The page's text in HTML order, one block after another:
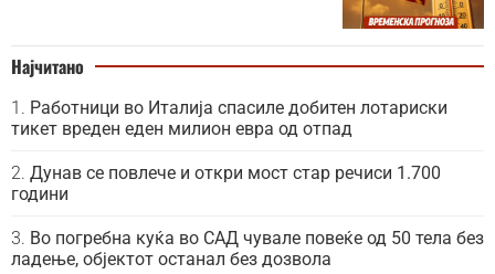
Најчитано
Работници во Италија спасиле добитен лотариски
тикет вреден еден милион евра од отпад
Дунав се повлече и откри мост стар речиси 1.700
години
Во погребна куќа во САД чувале повеќе од 50 тела без
ладење, објектот останал без дозвола